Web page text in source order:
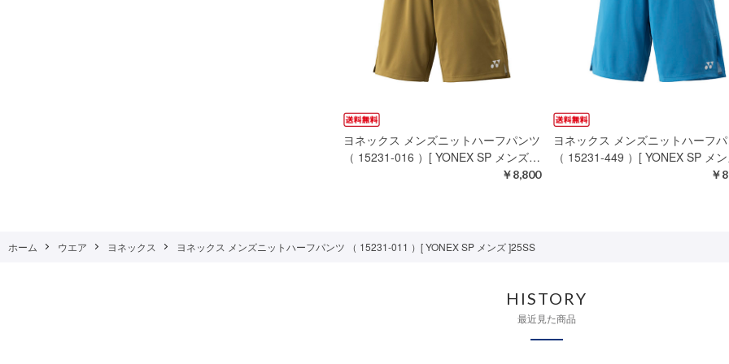
ヨネックス メンズニットハーフパンツ
（ 15231-016 ）[ YONEX SP メンズ…
￥8,800
ヨネックス メンズニットハーフ
（ 15231-449 ）[ YONEX SP メ
￥
ホーム ウエア ヨネックス ヨネックス メンズニットハーフパンツ （ 15231-011 ）[ YONEX SP メンズ ]25SS
HISTORY
最近見た商品